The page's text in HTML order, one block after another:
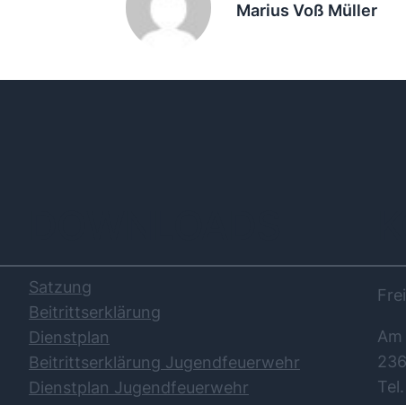
Marius Voß Müller
Satzung
Beitrittserklärung
Dienstplan
Beitrittserklärung Jugendfeuerwehr
Dienstplan Jugendfeuerwehr